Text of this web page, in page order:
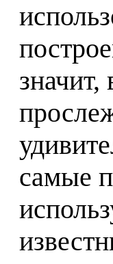
самые